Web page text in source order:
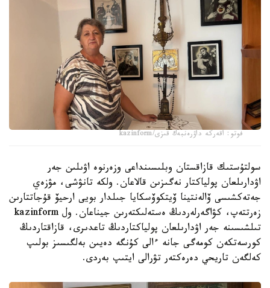
فوتو: اقەركە داۋرەنبەك قىزى/kazinform
سولتۇستىك قازاقستان وبلىسىنداعى وزەرنوە اۋىلىن جەر
اۋدارىلعان پولياكتار نەگىزىن قالاعان. ولكە تانۋشى، مۋزەي
جەتەكشىسى ۆالەنتينا ۆيتكوۆسكايا جىلدار بويى ارحيۆ قۇجاتتارىن
زەرتتەپ، كۋاگەرلەردىڭ ەستەلىكتەرىن جيناعان. ول kazinform
تىلشىسىنە جەر اۋدارىلعان پولياكتاردىڭ تاعدىرى، قازاقتاردىڭ
كورسەتكەن كومەگى جانە ءالى كۇنگە دەيىن بەلگىسىز بولىپ
كەلگەن تاريحي دەرەكتەر تۋرالى ايتىپ بەردى.